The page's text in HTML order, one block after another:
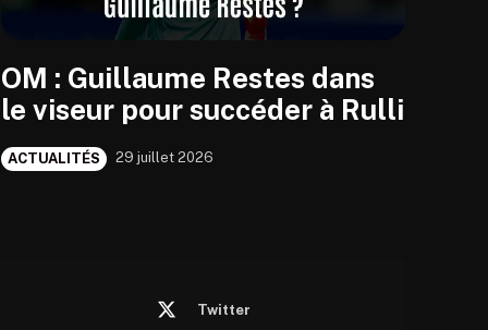
OM : Guillaume Restes dans
le viseur pour succéder à Rulli
ACTUALITÉS 29 juillet 2026
Twitter